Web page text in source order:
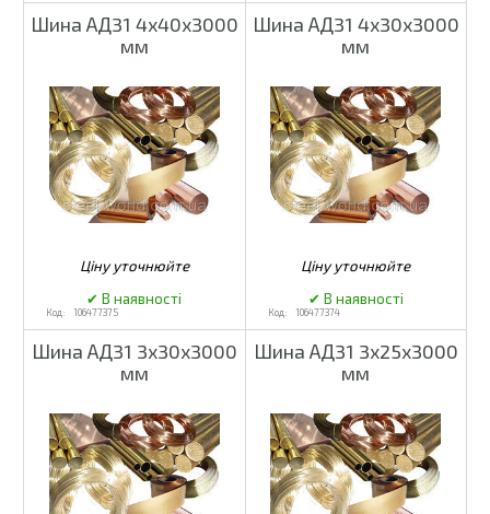
Шина АД31 4х40х3000
мм
106477375
Шина АД31 4х30х3000
мм
106477374
Шина АД31 3х30х3000
мм
Шина АД31 3х25х3000
мм